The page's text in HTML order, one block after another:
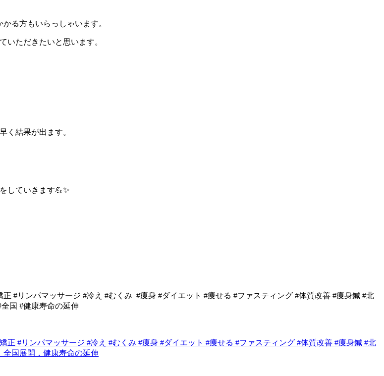
る方もいらっしゃいます。
いただきたいと思います。
く結果が出ます。
していきます💪✨
正 #リンパマッサージ #冷え #むくみ #痩身 #ダイエット #痩せる #ファスティング #体質改善 #痩身鍼 #北
国 #健康寿命の延伸
#リンパマッサージ #冷え #むくみ #痩身 #ダイエット #痩せる #ファスティング #体質改善 #痩身鍼 #北
全国展開，健康寿命の延伸